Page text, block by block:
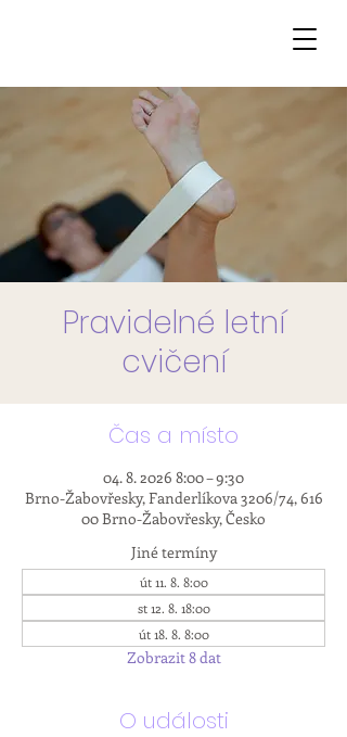
Pravidelné letní
cvičení
Čas a místo
04. 8. 2026 8:00 – 9:30
Brno-Žabovřesky, Fanderlíkova 3206/74, 616
00 Brno-Žabovřesky, Česko
Jiné termíny
út 11. 8. 8:00
st 12. 8. 18:00
út 18. 8. 8:00
Zobrazit 8 dat
O události